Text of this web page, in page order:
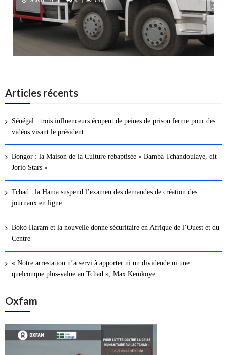
Articles récents
Sénégal : trois influenceurs écopent de peines de prison ferme pour des
vidéos visant le président
Bongor : la Maison de la Culture rebaptisée « Bamba Tchandoulaye, dit
Jorio Stars »
Tchad : la Hama suspend l’examen des demandes de création des
journaux en ligne
Boko Haram et la nouvelle donne sécuritaire en Afrique de l’Ouest et du
Centre
« Notre arrestation n’a servi à apporter ni un dividende ni une
quelconque plus-value au Tchad », Max Kemkoye
Oxfam